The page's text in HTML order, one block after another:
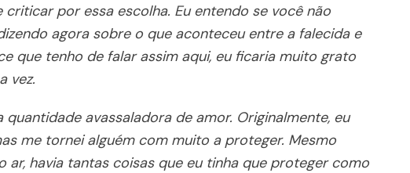
por essa escolha. Eu entendo se você não
agora sobre o que aconteceu entre a falecida e
que tenho de falar assim aqui, eu ficaria muito grato
vez.
avassaladora de amor. Originalmente, eu
me tornei alguém com muito a proteger. Mesmo
ar, havia tantas coisas que eu tinha que proteger como